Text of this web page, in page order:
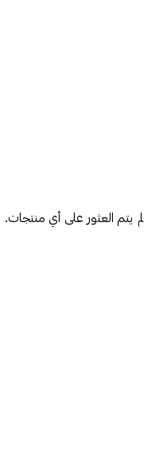
لم يتم العثور على أي منتجات.